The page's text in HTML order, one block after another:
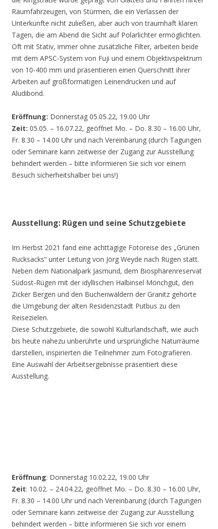
Räumfahrzeugen, von Stürmen, die ein Verlassen der
Unterkünfte nicht zuließen, aber auch von traumhaft klaren
Tagen, die am Abend die Sicht auf Polarlichter ermöglichten.
Oft mit Stativ, immer ohne zusätzliche Filter, arbeiten beide
mit dem APSC-System von Fuji und einem Objektivspektrum
von 10-400 mm und präsentieren einen Querschnitt ihrer
Arbeiten auf großformatigen Leinendrucken und auf
Aludibond.
Eröffnung: Donnerstag 05.05.22, 19.00 Uhr
Zeit: 05.05. – 16.07.22, geöffnet Mo. – Do. 8.30 – 16.00 Uhr,
Fr. 8.30 – 14.00 Uhr und nach Vereinbarung (durch Tagungen
oder Seminare kann zeitweise der Zugang zur Ausstellung
behindert werden – bitte informieren Sie sich vor einem
Besuch sicherheitshalber bei uns!)
Ausstellung: Rügen und seine Schutzgebiete
Im Herbst 2021 fand eine achttägige Fotoreise des „Grünen
Rucksacks“ unter Leitung von Jörg Weyde nach Rügen statt.
Neben dem Nationalpark Jasmund, dem Biosphärenreservat
Südost-Rügen mit der idyllischen Halbinsel Mönchgut, den
Zicker Bergen und den Buchenwäldern der Granitz gehörte
die Umgebung der alten Residenzstadt Putbus zu den
Reisezielen.
Diese Schutzgebiete, die sowohl Kulturlandschaft, wie auch
bis heute nahezu unberührte und ursprüngliche Naturräume
darstellen, inspirierten die Teilnehmer zum Fotografieren.
Eine Auswahl der Arbeitsergebnisse präsentiert diese
Ausstellung.
Eröffnung: Donnerstag 10.02.22, 19.00 Uhr
Zeit: 10.02. – 24.04.22, geöffnet Mo. – Do. 8.30 – 16.00 Uhr,
Fr. 8.30 – 14.00 Uhr und nach Vereinbarung (durch Tagungen
oder Seminare kann zeitweise der Zugang zur Ausstellung
behindert werden – bitte informieren Sie sich vor einem